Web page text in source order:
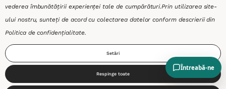
vederea îmbunătățirii experienței tale de cumpărături.Prin utilizarea site-
ului nostru, sunteți de acord cu colectarea datelor conform descrierii din
Politica de confidențialitate.
Setări
Respinge toate